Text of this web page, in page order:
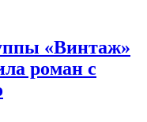
«Винтаж»
роман с